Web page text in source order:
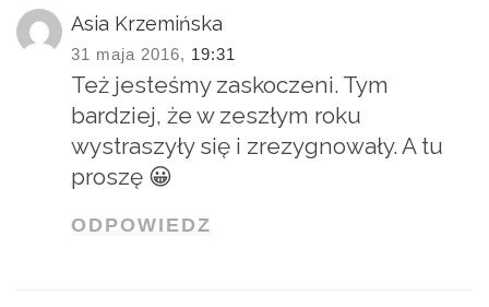
Asia Krzemińska
31 maja 2016, 19:31
Też jesteśmy zaskoczeni. Tym
bardziej, że w zeszłym roku
wystraszyły się i zrezygnowały. A tu
proszę 😀
ODPOWIEDZ